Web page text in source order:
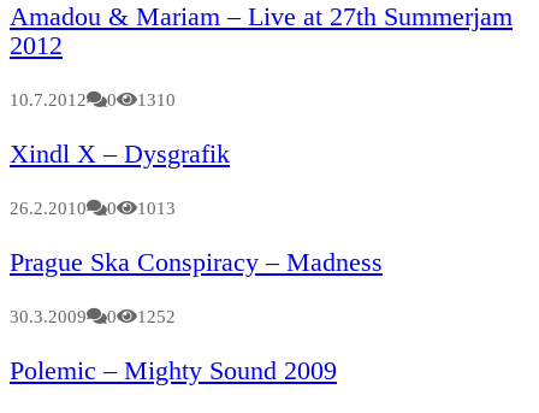
Amadou & Mariam – Live at 27th Summerjam
2012
10.7.2012 0 1310
Xindl X – Dysgrafik
26.2.2010 0 1013
Prague Ska Conspiracy – Madness
30.3.2009 0 1252
Polemic – Mighty Sound 2009